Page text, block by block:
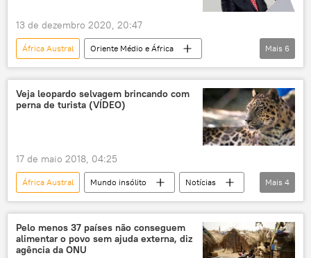
13 de dezembro 2020, 20:47
África Austral
Oriente Médio e África
Mundo
Notícias
Suazilândia
COVID-19
pandemia
Coronavírus no mundo em meados de dezembro
Mais 6
Veja leopardo selvagem brincando com
perna de turista (VÍDEO)
17 de maio 2018, 04:25
África Austral Mundo insólito
Notícias
Sociedade
Botswana
turista
perna
Mais 4
Pelo menos 37 países não conseguem
alimentar o povo sem ajuda externa, diz
agência da ONU